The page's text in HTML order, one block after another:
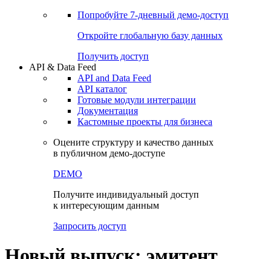
Попробуйте 7-дневный демо-доступ
Откройте глобальную базу данных
Получить доступ
API & Data Feed
API and Data Feed
API каталог
Готовые модули интеграции
Документация
Кастомные проекты для бизнеса
Оцените структуру и качество данных
в публичном демо-доступе
DEMO
Получите индивидуальный доступ
к интересующим данным
Запросить доступ